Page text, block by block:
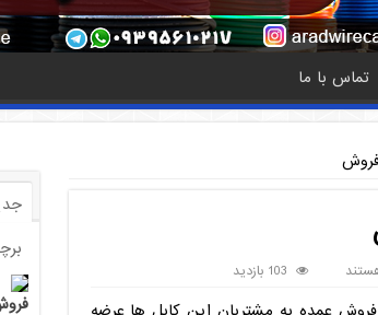
تماس با ما
103 بازدید